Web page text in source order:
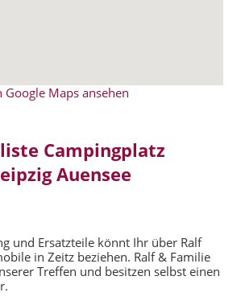
Google Maps ansehen
Campingplatz
Auensee
und Ersatzteile könnt Ihr über Ralf
in Zeitz beziehen. Ralf & Familie
Treffen und besitzen selbst einen